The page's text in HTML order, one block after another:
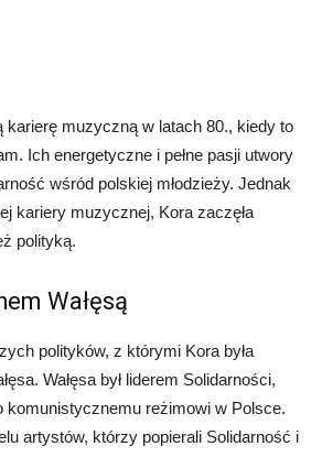
karierę muzyczną w latach 80., kiedy to
Ich energetyczne i pełne pasji utwory
wśród polskiej młodzieży. Jednak
kariery muzycznej, Kora zaczęła
polityką.
Wałęsą
polityków, z którymi Kora była
Wałęsa był liderem Solidarności,
komunistycznemu reżimowi w Polsce.
artystów, którzy popierali Solidarność i